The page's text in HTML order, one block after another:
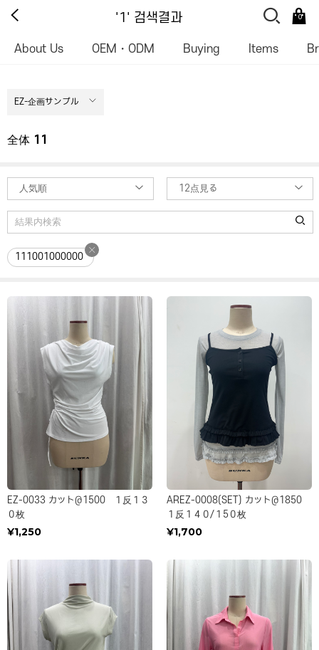
'1' 검색결과 0
About Us OEM・ODM Buying Items
EZ-企画サンプル
全体 11
人気順 12点見る
111001000000
EZ-0033 カット＠1500 １反１３
０枚
¥1,250
AREZ-0008(SET) カット＠1850
１反１４０/１5０枚
¥1,700